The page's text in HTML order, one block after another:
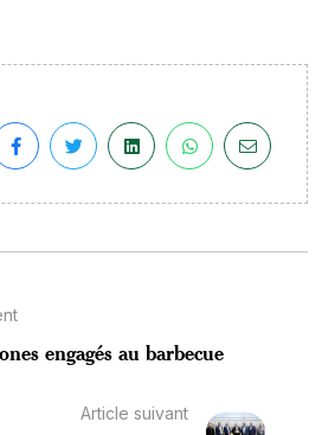
engagés au barbecue
Article suivant